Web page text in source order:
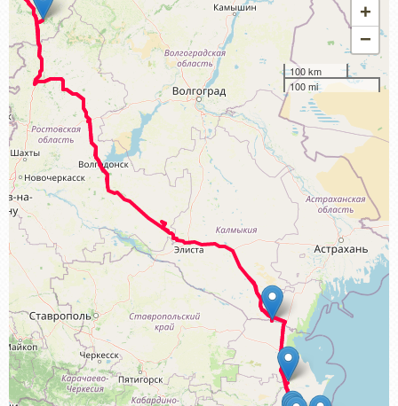
+
−
100 km
100 mi